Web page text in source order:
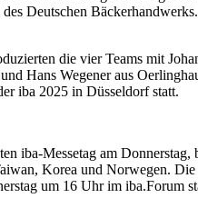
Deutschen
die vier Teams mit
Hans Wegener aus
iba 2025 in Düsseldorf statt.
iba-Messetag am
Korea und Norwegen.
um 16 Uhr im iba.Forum